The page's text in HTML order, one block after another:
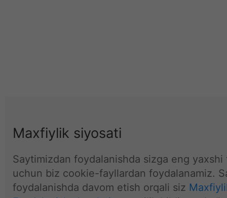
Maxfiylik siyosati
Saytimizdan foydalanishda sizga eng
uchun biz cookie-fayllardan foydalanamiz.
foydalanishda davom etish orqali siz